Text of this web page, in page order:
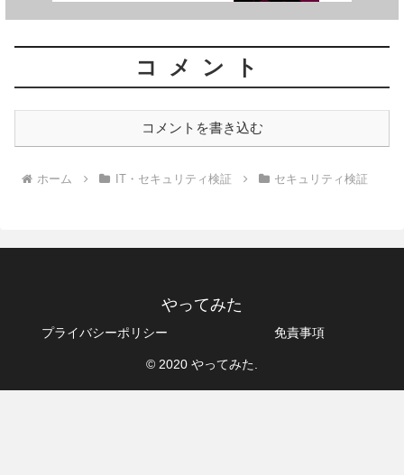
コメント
コメントを書き込む
ホーム IT・セキュリティ検証 セキュリティ検証
やってみた
プライバシーポリシー 免責事項
© 2020 やってみた.